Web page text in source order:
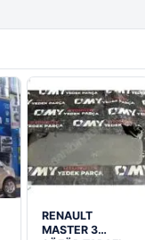
RENAULT
MASTER 3